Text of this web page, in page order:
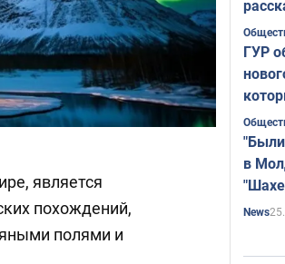
является
похождений,
полями и
ГУР
в
News